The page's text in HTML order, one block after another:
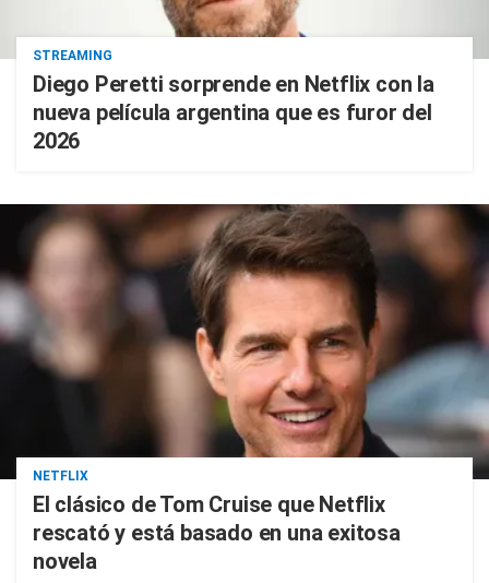
STREAMING
Diego Peretti sorprende en Netflix con la
nueva película argentina que es furor del
2026
NETFLIX
El clásico de Tom Cruise que Netflix
rescató y está basado en una exitosa
novela